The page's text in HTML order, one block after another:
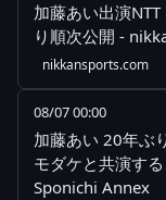
加藤あい出演
り順次公開 -
nikkansports.com
08/07 00:00
加藤あい 20年ぶ
モダケと共演す
Sponichi Annex